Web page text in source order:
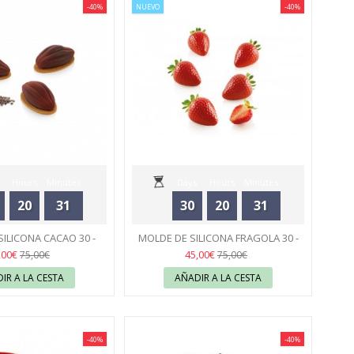
20 31
43
-40%
CACAO 30 -
75,00€
A LA CESTA
30 20 31
43
-40%
NUEVO
MOLDE DE SILICONA FRAGOLA 30 -
SILIKOMART
45,00€75,00€
AÑADIR A LA CESTA
-40% -40%